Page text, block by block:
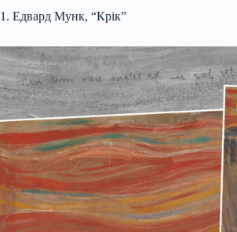
1. Едвард Мунк, “Крік”